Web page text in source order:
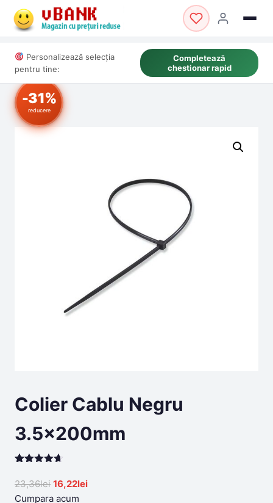
Personalizează selecția
pentru tine:
Completează
chestionar rapid
-31%
reducere
Colier Cablu Negru
3.5x200mm
out of 5
based on
customer
23,36lei Original
price
16,22leiCurrent
Cumpara acum